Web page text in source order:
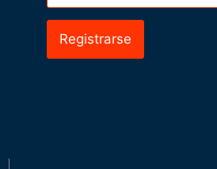
Registrarse